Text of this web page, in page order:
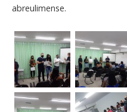
abreulimense.